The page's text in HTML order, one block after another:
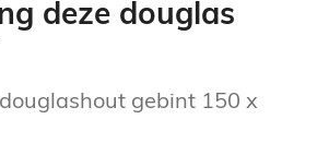
deze douglas
gebint 150 x